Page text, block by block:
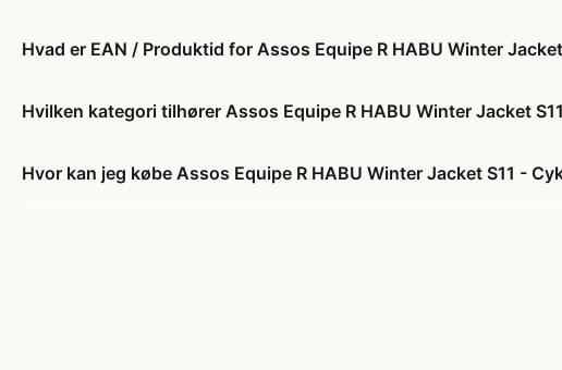
Hvad er EAN / Produktid for Assos Equipe R HABU Winter
Hvilken kategori tilhører Assos Equipe R HABU Winter Jacket
Hvor kan jeg købe Assos Equipe R HABU Winter Jacket S11 -